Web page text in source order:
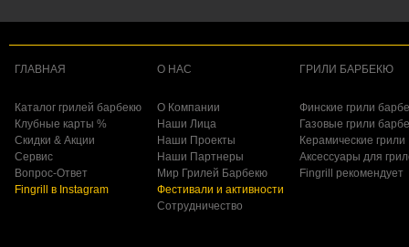
ГЛАВНАЯ
Каталог грилей барбекю
Клубные карты %
Скидки & Акции
Сервис
Вопрос-Ответ
Fingrill в Instagram
О НАС
О Компании
Наши Лица
Наши Проекты
Наши Партнеры
Мир Грилей Барбекю
Фестивали и активности
Сотрудничество
ГРИЛИ БАРБЕКЮ
Финские грили
Газовые грили
Керамические грили
Аксессуары для
Fingrill рекомендует